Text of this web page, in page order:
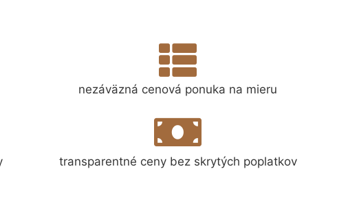
nezáväzná cenová ponuka na mieru
transparentné ceny bez skrytých poplatkov